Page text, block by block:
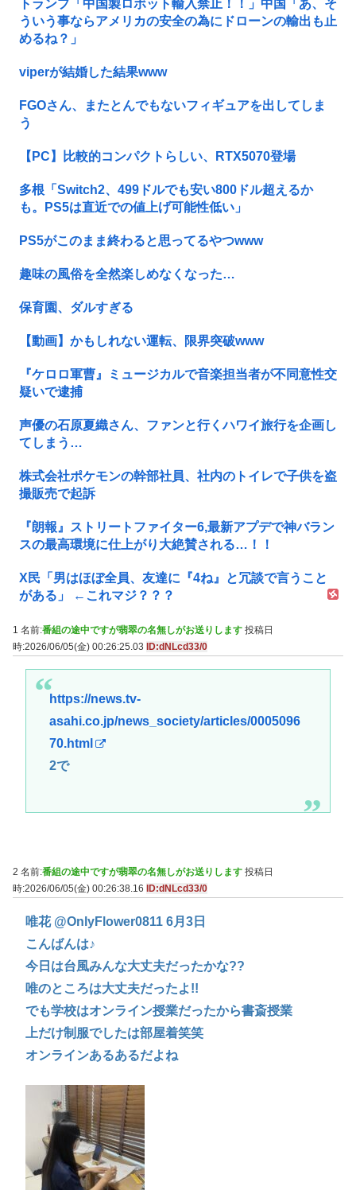
トランプ「中国製ロボット輸入禁止！！」中国「あ、そ
ういう事ならアメリカの安全の為にドローンの輸出も止
めるね？」
viperが結婚した結果www
FGOさん、またとんでもないフィギュアを出してしま
う
【PC】比較的コンパクトらしい、RTX5070登場
多根「Switch2、499ドルでも安い800ドル超えるか
も。PS5は直近での値上げ可能性低い」
PS5がこのまま終わると思ってるやつwww
趣味の風俗を全然楽しめなくなった…
保育園、ダルすぎる
【動画】かもしれない運転、限界突破www
『ケロロ軍曹』ミュージカルで音楽担当者が不同意性交
疑いで逮捕
声優の石原夏織さん、ファンと行くハワイ旅行を企画し
てしまう…
株式会社ポケモンの幹部社員、社内のトイレで子供を盗
撮販売で起訴
『朗報』ストリートファイター6,最新アプデで神バラン
スの最高環境に仕上がり大絶賛される…！！
X民「男はほぼ全員、友達に『4ね』と冗談で言うこと
がある」 ←これマジ？？？
1 名前:番組の途中ですが翡翠の名無しがお送りします 投稿日
時:2026/06/05(金) 00:26:25.03
ID:dNLcd33/0
https://news.tv-
asahi.co.jp/news_society/articles/0005096
70.html
2で
2 名前:番組の途中ですが翡翠の名無しがお送りします 投稿日
時:2026/06/05(金) 00:26:38.16
ID:dNLcd33/0
唯花 @OnlyFlower0811 6月3日
こんばんは♪
今日は台風みんな大丈夫だったかな??
唯のところは大丈夫だったよ!!
でも学校はオンライン授業だったから書斎授業
上だけ制服でしたは部屋着笑笑
オンラインあるあるだよね